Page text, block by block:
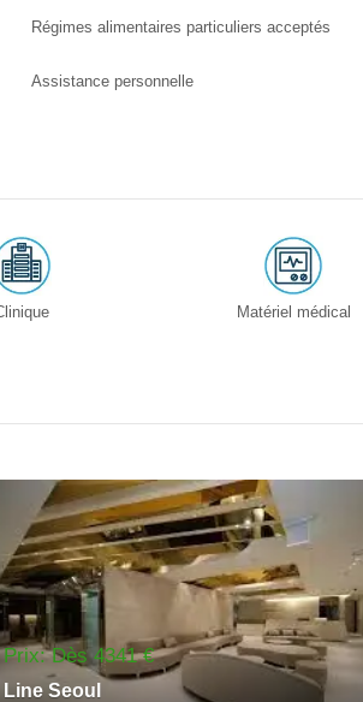
Régimes alimentaires particuliers acceptés
Assistance personnelle
Matériel médical
Prix: Dès 4341 €
Line Seoul